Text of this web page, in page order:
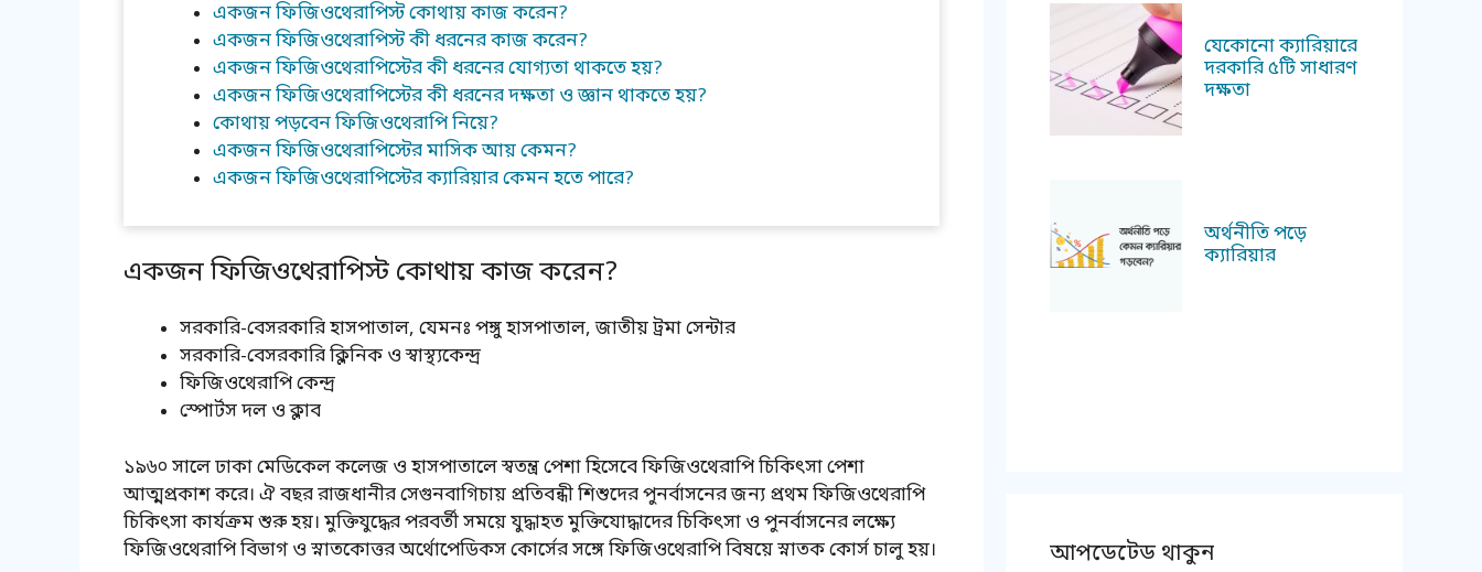
একজন ফিজিওথেরাপিস্ট কোথায় কাজ করেন?
একজন ফিজিওথেরাপিস্ট কী ধরনের কাজ করেন?
একজন ফিজিওথেরাপিস্টের কী ধরনের যোগ্যতা থাকতে হয়?
একজন ফিজিওথেরাপিস্টের কী ধরনের দক্ষতা ও জ্ঞান থাকতে হয়?
কোথায় পড়বেন ফিজিওথেরাপি নিয়ে?
একজন ফিজিওথেরাপিস্টের মাসিক আয় কেমন?
একজন ফিজিওথেরাপিস্টের ক্যারিয়ার কেমন হতে পারে?
একজন ফিজিওথেরাপিস্ট কোথায় কাজ করেন?
সরকারি-বেসরকারি হাসপাতাল, যেমনঃ পঙ্গু হাসপাতাল, জাতীয় ট্রমা সেন্টার
সরকারি-বেসরকারি ক্লিনিক ও স্বাস্থ্যকেন্দ্র
ফিজিওথেরাপি কেন্দ্র
স্পোর্টস দল ও ক্লাব
১৯৬০ সালে ঢাকা মেডিকেল কলেজ ও হাসপাতালে স্বতন্ত্র পেশা হিসেবে ফিজিওথেরাপি চিকিৎসা পেশা
আত্মপ্রকাশ করে। ঐ বছর রাজধানীর সেগুনবাগিচায় প্রতিবন্ধী শিশুদের পুনর্বাসনের জন্য প্রথম ফিজিওথেরাপি
চিকিৎসা কার্যক্রম শুরু হয়। মুক্তিযুদ্ধের পরবর্তী সময়ে যুদ্ধাহত মুক্তিযোদ্ধাদের চিকিৎসা ও পুনর্বাসনের লক্ষ্যে
ফিজিওথেরাপি বিভাগ ও স্নাতকোত্তর অর্থোপেডিকস কোর্সের সঙ্গে ফিজিওথেরাপি বিষয়ে স্নাতক কোর্স চালু হয়।
যেকোনো ক্যারিয়ারে
দরকারি ৫টি সাধারণ
দক্ষতা
অর্থনীতি পড়ে
ক্যারিয়ার
আপডেটেড থাকুন